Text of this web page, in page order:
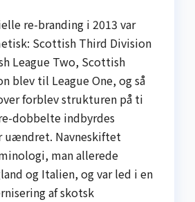
re-branding i 2013 var
Scottish Third Division
League Two, Scottish
blev til League One, og så
forblev strukturen på ti
dobbelte indbyrdes
uændret. Navneskiftet
man allerede
og Italien, og var led i en
af skotsk